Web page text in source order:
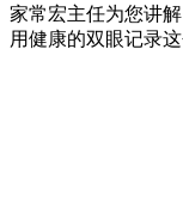
家常宏主任为您讲
用健康的双眼记录